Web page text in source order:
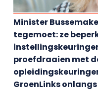
Minister
tegemoet: ze
proefdraaien met
GroenLinks